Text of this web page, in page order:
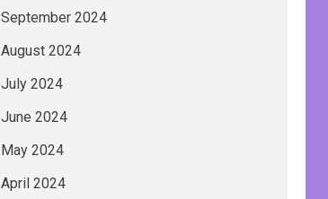
September 2024
August 2024
July 2024
June 2024
May 2024
April 2024